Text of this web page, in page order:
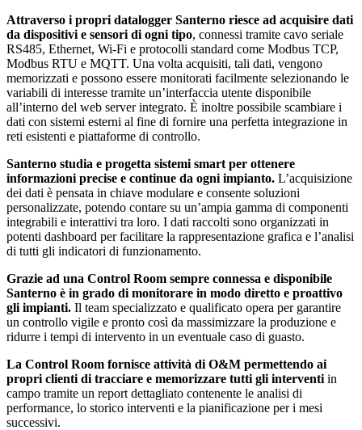
Attraverso i propri datalogger Santerno riesce ad acquisire dati
da dispositivi e sensori di ogni tipo, connessi tramite cavo seriale
RS485, Ethernet, Wi-Fi e protocolli standard come Modbus TCP,
Modbus RTU e MQTT. Una volta acquisiti, tali dati, vengono
memorizzati e possono essere monitorati facilmente selezionando le
variabili di interesse tramite un’interfaccia utente disponibile
all’interno del web server integrato. È inoltre possibile scambiare i
dati con sistemi esterni al fine di fornire una perfetta integrazione in
reti esistenti e piattaforme di controllo.
Santerno studia e progetta sistemi smart per ottenere
informazioni precise e continue da ogni impianto. L’acquisizione
dei dati è pensata in chiave modulare e consente soluzioni
personalizzate, potendo contare su un’ampia gamma di componenti
integrabili e interattivi tra loro. I dati raccolti sono organizzati in
potenti dashboard per facilitare la rappresentazione grafica e l’analisi
di tutti gli indicatori di funzionamento.
Grazie ad una Control Room sempre connessa e disponibile
Santerno è in grado di monitorare in modo diretto e proattivo
gli impianti. Il team specializzato e qualificato opera per garantire
un controllo vigile e pronto così da massimizzare la produzione e
ridurre i tempi di intervento in un eventuale caso di guasto.
La Control Room fornisce attività di O&M permettendo ai
propri clienti di tracciare e memorizzare tutti gli interventi in
campo tramite un report dettagliato contenente le analisi di
performance, lo storico interventi e la pianificazione per i mesi
successivi.